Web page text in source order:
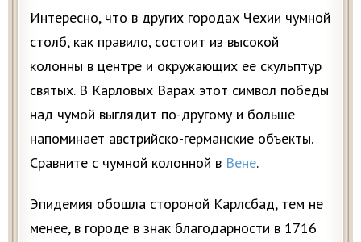
Интересно, что в других городах Чехии чумной
столб, как правило, состоит из высокой
колонны в центре и окружающих ее скульптур
святых. В Карловых Варах этот символ победы
над чумой выглядит по-другому и больше
напоминает австрийско-германские объекты.
Сравните с чумной колонной в Вене.
Эпидемия обошла стороной Карлсбад, тем не
менее, в городе в знак благодарности в 1716